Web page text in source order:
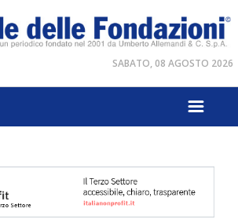
SABATO, 08 AGOSTO 2026